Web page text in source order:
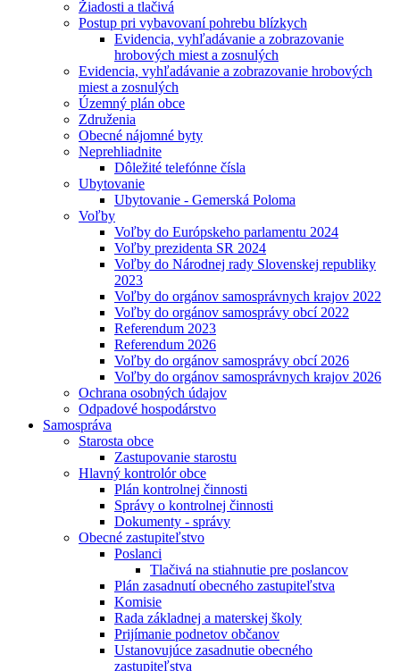
Žiadosti a tlačivá
Postup pri vybavovaní pohrebu blízkych
Evidencia, vyhľadávanie a zobrazovanie
hrobových miest a zosnulých
Evidencia, vyhľadávanie a zobrazovanie hrobových
miest a zosnulých
Územný plán obce
Združenia
Obecné nájomné byty
Neprehliadnite
Dôležité telefónne čísla
Ubytovanie
Ubytovanie - Gemerská Poloma
Voľby
Voľby do Európskeho parlamentu 2024
Voľby prezidenta SR 2024
Voľby do Národnej rady Slovenskej republiky
2023
Voľby do orgánov samosprávnych krajov 2022
Voľby do orgánov samosprávy obcí 2022
Referendum 2023
Referendum 2026
Voľby do orgánov samosprávy obcí 2026
Voľby do orgánov samosprávnych krajov 2026
Ochrana osobných údajov
Odpadové hospodárstvo
Samospráva
Starosta obce
Zastupovanie starostu
Hlavný kontrolór obce
Plán kontrolnej činnosti
Správy o kontrolnej činnosti
Dokumenty - správy
Obecné zastupiteľstvo
Poslanci
Tlačivá na stiahnutie pre poslancov
Plán zasadnutí obecného zastupiteľstva
Komisie
Rada základnej a materskej školy
Prijímanie podnetov občanov
Ustanovujúce zasadnutie obecného
zastupiteľstva